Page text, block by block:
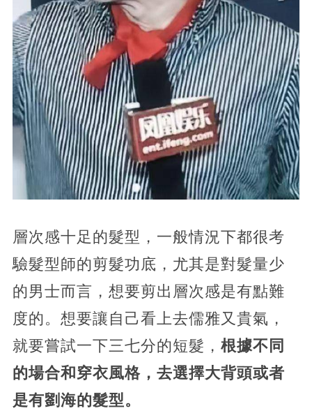
層次感十足的髮型，一般情況下都很考
驗髮型師的剪髮功底，尤其是對髮量少
的男士而言，想要剪出層次感是有點難
度的。想要讓自己看上去儒雅又貴氣，
就要嘗試一下三七分的短髮， 根據不同
的場合和穿衣風格，去選擇大背頭或者
是有劉海的髮型。